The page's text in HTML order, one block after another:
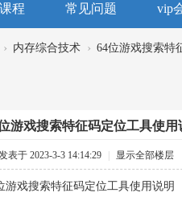
程 常见问题 vip
› 内存综合技术 › 64位游戏搜索特
游戏搜索特征码定位工具使用
表于 2023-3-3 14:14:29 显示全部楼层
游戏搜索特征码定位工具使用说明